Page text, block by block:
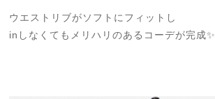
ウエストリブがソフトにフィットし
inしなくてもメリハリのあるコーデが完成✨